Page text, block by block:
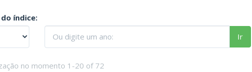
índice:
Ir
no momento 1-20 of 72